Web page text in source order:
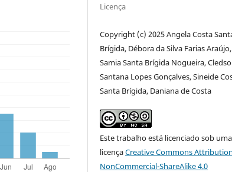
Licença
Copyright (c) 2025 Angela Costa
Brígida, Débora da Silva Farias Araújo,
Samia Santa Brígida Nogueira,
Santana Lopes Gonçalves, Sineide
Santa Brígida, Daniana de Costa
Este trabalho está licenciado sob uma
licençaCreative Commons
NonCommercial-ShareAlike 4.0